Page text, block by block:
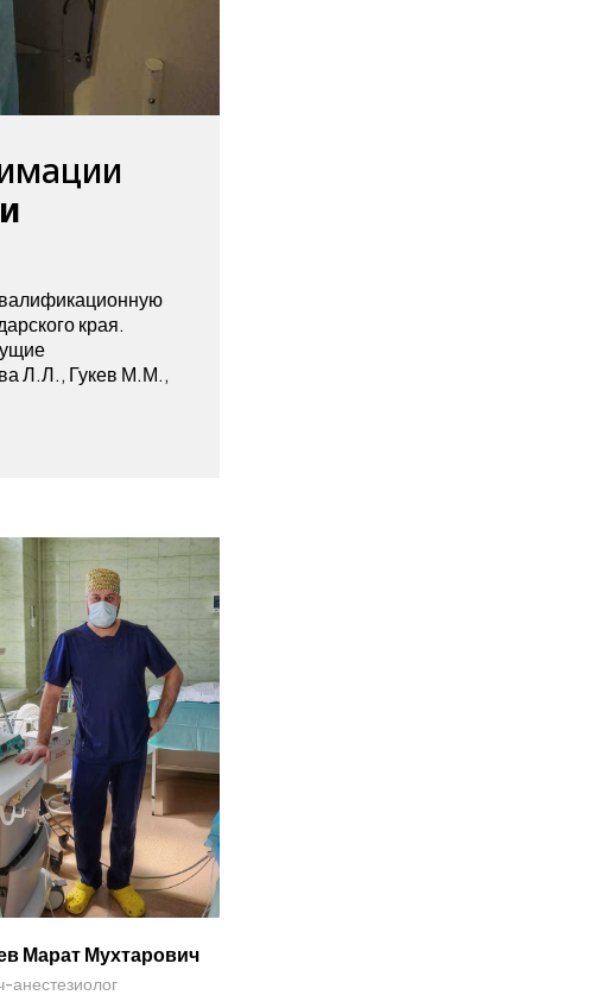
края.
Л.Л., Гукев М.М.,
Марат Мухтарович
анестезиолог